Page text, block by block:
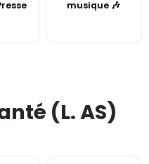
musique 🎶
(L. AS)